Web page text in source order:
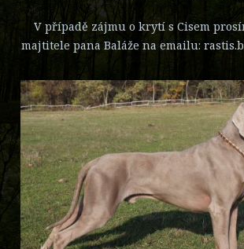
V případě zájmu o krytí s Cisem
majtitele pana Baláže na emailu: